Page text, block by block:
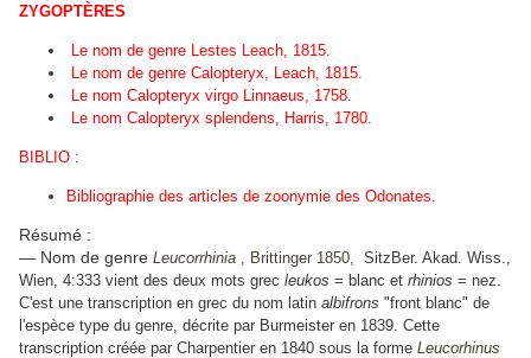
ZYGOPTÈRES
Le nom de genre Lestes Leach, 1815.
Le nom de genre Calopteryx, Leach, 1815.
Le nom Calopteryx virgo Linnaeus, 1758.
Le nom Calopteryx splendens, Harris, 1780.
BIBLIO :
Bibliographie des articles de zoonymie des Odonates.
Résumé :
— Nom de genre Leucorrhinia , Brittinger 1850, SitzBer. Akad. Wiss.,
Wien, 4:333 vient des deux mots grec leukos = blanc et rhinios = nez.
C'est une transcription en grec du nom latin albifrons "front blanc" de
l'espèce type du genre, décrite par Burmeister en 1839. Cette
transcription créée par Charpentier en 1840 sous la forme Leucorhinus